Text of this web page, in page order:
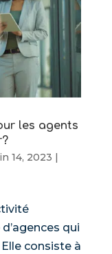
les agents
14, 2023 |
qui
consiste à